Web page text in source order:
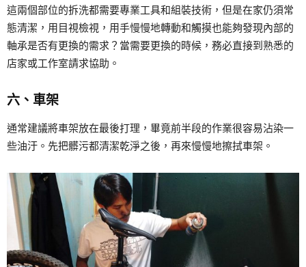
這兩個部位的拆洗都需要專業工具和組裝技術，但是在家仍須常
態清潔，用目視檢視，用手慢慢地轉動和觸摸也能夠發現內部的
軸承是否有更換的需求？當需要更換的時候，務必直接到熟悉的
店家或工作室請求協助。
六、車架
通常建議將車架放在最後打理，畢竟前半段的作業很容易沾染一
些油汙。先把髒污都清潔乾淨之後，再來慢慢地擦拭車架。